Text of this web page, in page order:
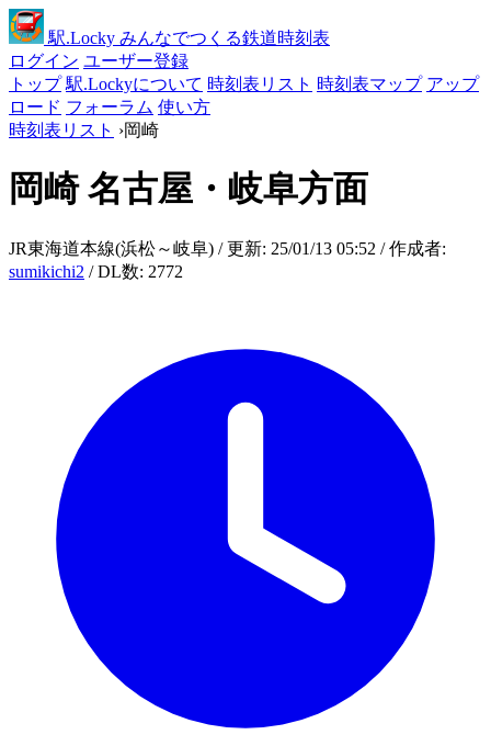
駅.Locky みんなでつくる鉄道時刻表
ログイン ユーザー登録
トップ 駅.Lockyについて 時刻表リスト 時刻表マップ アップ
ロード フォーラム 使い方
時刻表リスト ›岡崎
岡崎名古屋・岐阜方面
JR東海道本線(浜松～岐阜) / 更新: 25/01/13 05:52 / 作成者:
sumikichi2 / DL数: 2772